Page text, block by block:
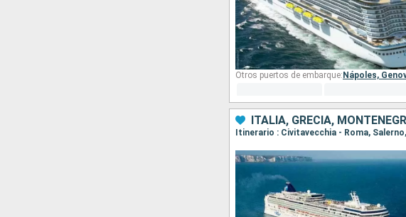
Otros puertos de embarque: Nápoles,
ITALIA, GRECIA,
Itinerario : Civitavecchia - Roma,